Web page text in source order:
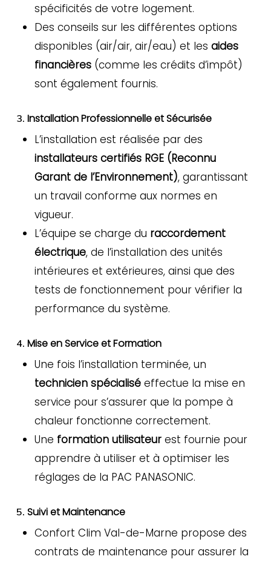
spécificités de votre logement.
Des conseils sur les différentes options
disponibles (air/air, air/eau) et les aides
financières(comme les crédits d’impôt)
sont également fournis.
3. Installation Professionnelle et Sécurisée
L’installation est réalisée par des
installateurs certifiés RGE (Reconnu
Garant de l’Environnement), garantissant
un travail conforme aux normes en
vigueur.
L’équipe se charge du raccordement
électrique, de l’installation des unités
intérieures et extérieures, ainsi que des
tests de fonctionnement pour vérifier la
performance du système.
4. Mise en Service et Formation
Une fois l’installation terminée, un
technicien spécialiséeffectue la mise en
service pour s’assurer que la pompe à
chaleur fonctionne correctement.
Une formation utilisateurest fournie pour
apprendre à utiliser et à optimiser les
réglages de la PAC PANASONIC.
5. Suivi et Maintenance
Confort Clim Val-de-Marne propose des
contrats de maintenance pour assurer la